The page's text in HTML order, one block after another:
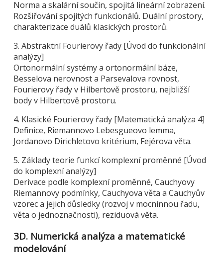
Norma a skalární součin, spojitá lineární zobrazení.
Rozšiřování spojitých funkcionálů. Duální prostory,
charakterizace duálů klasických prostorů.
3. Abstraktní Fourierovy řady [Úvod do funkcionální
analýzy]
Ortonormální systémy a ortonormální báze,
Besselova nerovnost a Parsevalova rovnost,
Fourierovy řady v Hilbertově prostoru, nejbližší
body v Hilbertově prostoru.
4. Klasické Fourierovy řady [Matematická analýza 4]
Definice, Riemannovo Lebesgueovo lemma,
Jordanovo Dirichletovo kritérium, Fejérova věta.
5. Základy teorie funkcí komplexní proměnné [Úvod
do komplexní analýzy]
Derivace podle komplexní proměnné, Cauchyovy
Riemannovy podmínky, Cauchyova věta a Cauchyův
vzorec a jejich důsledky (rozvoj v mocninnou řadu,
věta o jednoznačnosti), reziduová věta.
3D. Numerická analýza a matematické
modelování